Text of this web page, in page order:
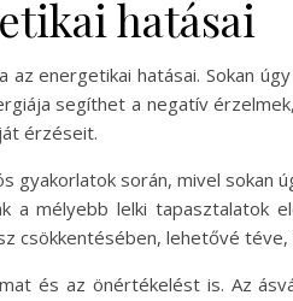
hatásai
energetikai hatásai. Sokan
segíthet a negatív
érzéseit.
gyakorlatok során, mivel
a mélyebb lelki tapasztalatok
csökkentésében, lehetővé
és az önértékelést is. Az